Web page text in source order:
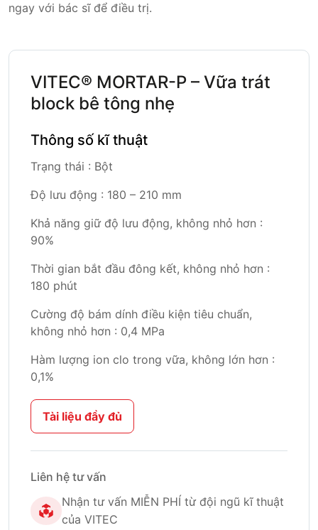
ngay với bác sĩ để điều trị.
VITEC® MORTAR-P – Vữa trát
block bê tông nhẹ
Thông số kĩ thuật
Trạng thái : Bột
Độ lưu động : 180 – 210 mm
Khả năng giữ độ lưu động, không nhỏ hơn :
90%
Thời gian bắt đầu đông kết, không nhỏ hơn :
180 phút
Cường độ bám dính điều kiện tiêu chuẩn,
không nhỏ hơn : 0,4 MPa
Hàm lượng ion clo trong vữa, không lớn hơn :
0,1%
Tài liệu đầy đủ
Liên hệ tư vấn
Nhận tư vấn MIỄN PHÍ từ đội ngũ kĩ thuật
của VITEC